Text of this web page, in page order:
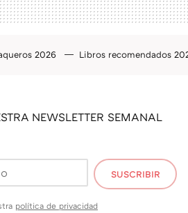
2026 Libros recomendados
NEWSLETTER SEMANAL
SUSCRIBIR
política de privacidad